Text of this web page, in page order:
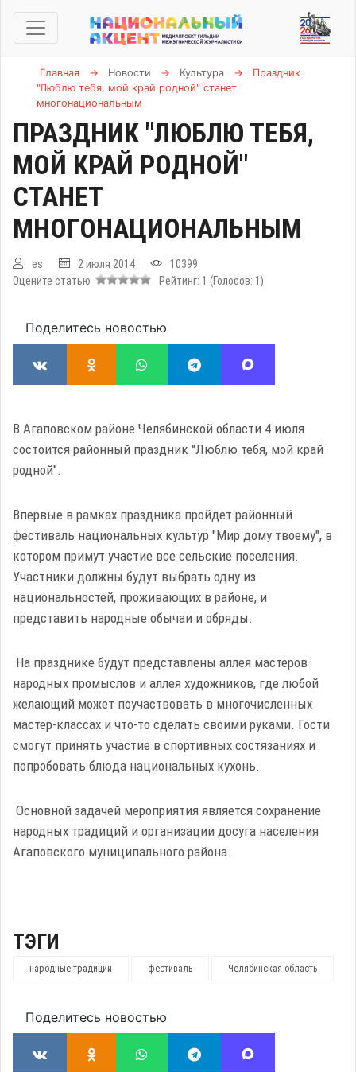
Главная → Новости → Культура →
Праздник
"Люблю тебя, мой край родной" станет
многонациональным
ПРАЗДНИК "ЛЮБЛЮ ТЕБЯ,
МОЙ КРАЙ РОДНОЙ"
СТАНЕТ
МНОГОНАЦИОНАЛЬНЫМ
es 2 июля 2014
10399
Оцените статью
Рейтинг: 1 (Голосов: 1 )
Поделитесь новостью
В Агаповском районе Челябинской области 4 июля
состоится районный праздник "Люблю тебя, мой край
родной".
Впервые в рамках праздника пройдет районный
фестиваль национальных культур "Мир дому твоему", в
котором примут участие все сельские поселения.
Участники должны будут выбрать одну из
национальностей, проживающих в районе, и
представить народные обычаи и обряды.
На празднике будут представлены аллея мастеров
народных промыслов и аллея художников, где любой
желающий может поучаствовать в многочисленных
мастер-классах и что-то сделать своими руками. Гости
смогут принять участие в спортивных состязаниях и
попробовать блюда национальных кухонь.
Основной задачей мероприятия является сохранение
народных традиций и организации досуга населения
Агаповского муниципального района.
ТЭГИ
народные традиции фестиваль Челябинская область
Поделитесь новостью